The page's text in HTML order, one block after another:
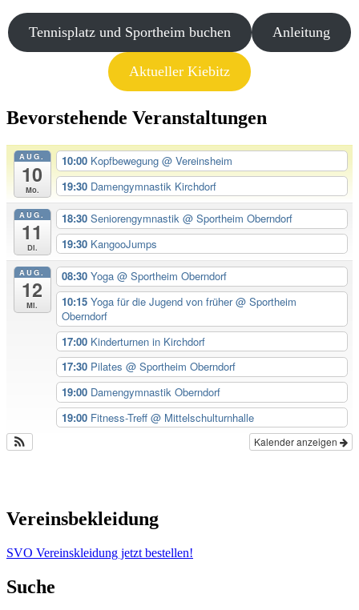
Tennisplatz und Sportheim buchen Anleitung
Aktueller Kiebitz
Bevorstehende Veranstaltungen
AUG.
10
Mo.
10:00 Kopfbewegung @ Vereinsheim
19:30 Damengymnastik Kirchdorf
AUG.
11
Di.
18:30 Seniorengymnastik @ Sportheim Oberndorf
19:30 KangooJumps
AUG.
12
Mi.
08:30 Yoga @ Sportheim Oberndorf
10:15 Yoga für die Jugend von früher@ Sportheim
Oberndorf
17:00 Kinderturnen in Kirchdorf
17:30 Pilates @ Sportheim Oberndorf
19:00 Damengymnastik Oberndorf
19:00 Fitness-Treff @ Mittelschulturnhalle
Kalender anzeigen
Vereinsbekleidung
SVO Vereinskleidung jetzt bestellen!
Suche